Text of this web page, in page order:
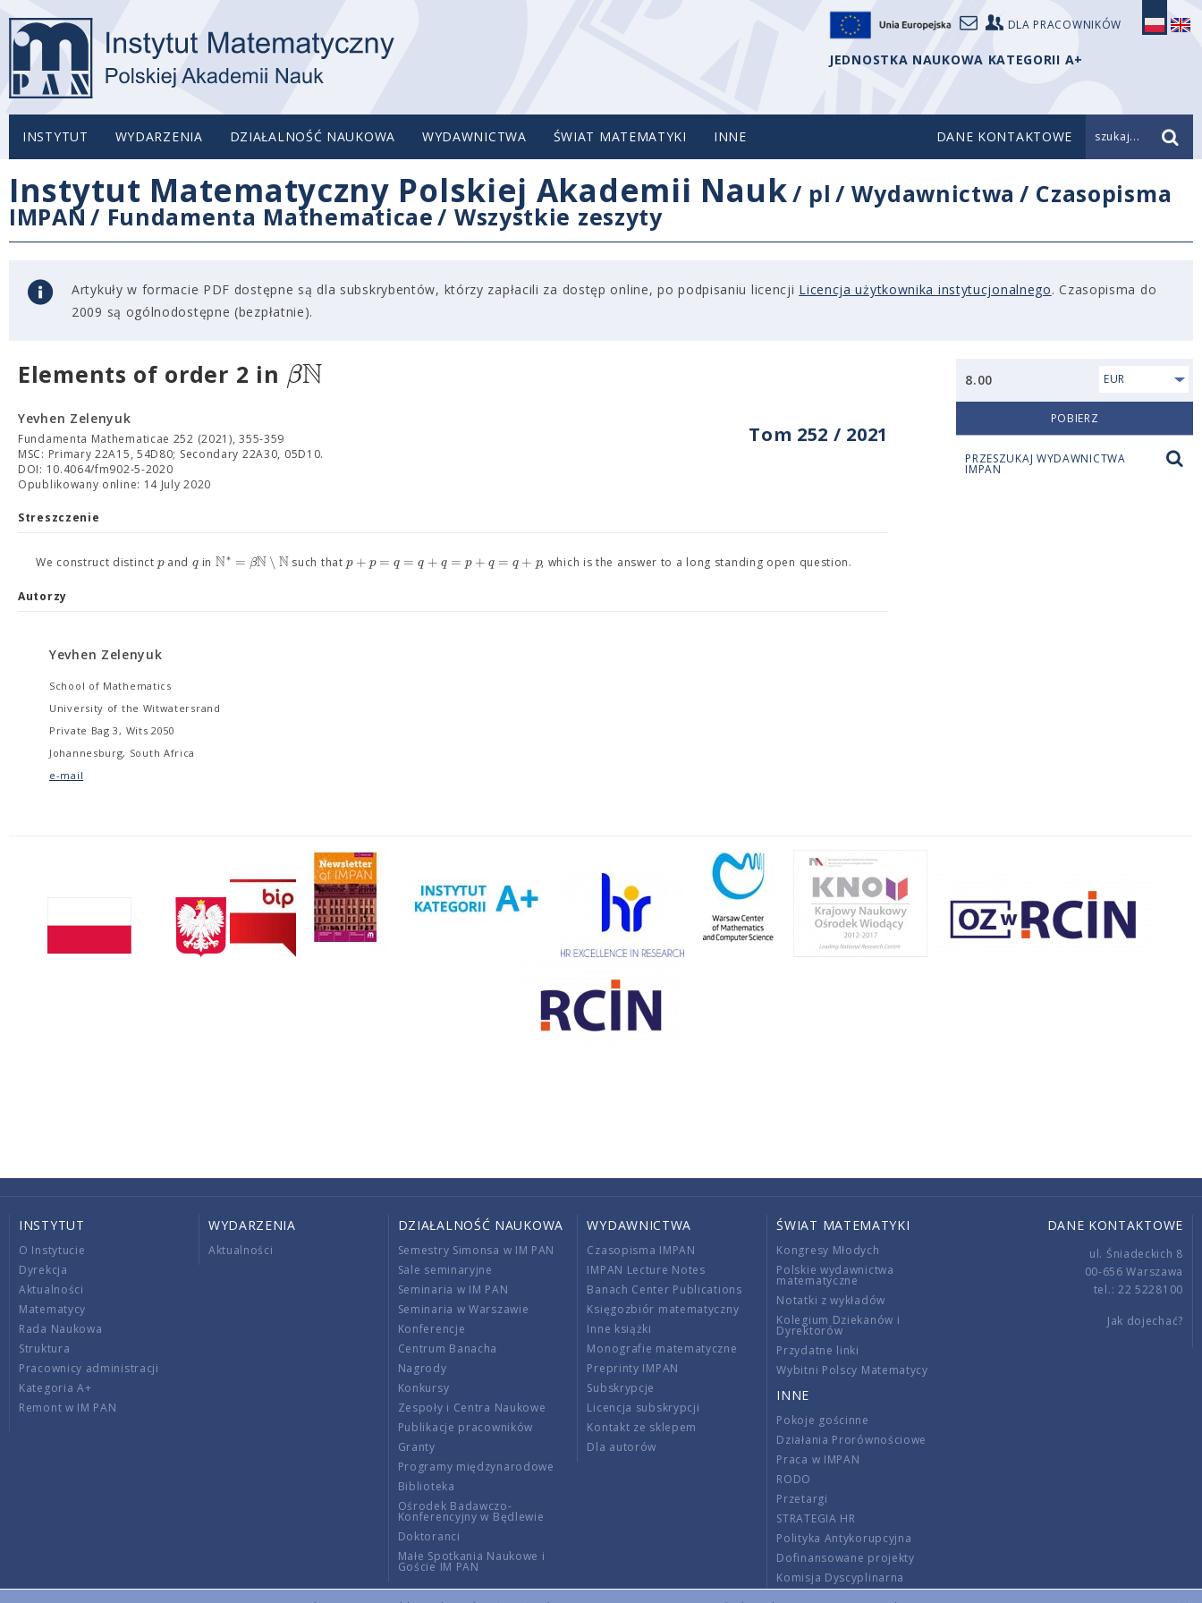
DLA PRACOWNIKÓW
JEDNOSTKA NAUKOWA KATEGORII A+
INSTYTUT WYDARZENIA DZIAŁALNOŚĆ NAUKOWA WYDAWNICTWA ŚWIAT MATEMATYKI INNE DANE KONTAKTOWE szukaj...
Instytut Matematyczny Polskiej Akademii Nauk/ pl /Wydawnictwa / Czasopisma
IMPAN / Fundamenta Mathematicae/ Wszystkie zeszyty
Artykuły w formacie PDF dostępne są dla subskrybentów, którzy zapłacili za dostęp online, po podpisaniu licencji Licencja użytkownika instytucjonalnego. Czasopisma do
2009 są ogólnodostępne (bezpłatnie).
Elements of order 2 in βN
Tom 252 / 2021
Yevhen Zelenyuk
Fundamenta Mathematicae 252 (2021), 355-359
MSC: Primary 22A15, 54D80; Secondary 22A30, 05D10.
DOI: 10.4064/fm902-5-2020
Opublikowany online: 14 July 2020
Streszczenie
We construct distinctpand qin N∗ = βN∖ Nsuch thatp +p = q = q +q = p +q = q+ p, which is the answer to a long standing open question.
Autorzy
Yevhen Zelenyuk
School of Mathematics
University of the Witwatersrand
Private Bag 3, Wits 2050
Johannesburg, South Africa
e-mail
8.00 EUR
POBIERZ
PRZESZUKAJ WYDAWNICTWA
IMPAN
INSTYTUT
O Instytucie
Dyrekcja
Aktualności
Matematycy
Rada Naukowa
Struktura
Pracownicy administracji
Kategoria A+
Remont w IM PAN
WYDARZENIA
Aktualności
DZIAŁALNOŚĆ NAUKOWA
Semestry Simonsa w IM PAN
Sale seminaryjne
Seminaria w IM PAN
Seminaria w Warszawie
Konferencje
Centrum Banacha
Nagrody
Konkursy
Zespoły i Centra Naukowe
Publikacje pracowników
Granty
Programy międzynarodowe
Biblioteka
Ośrodek Badawczo-
Konferencyjny w Będlewie
Doktoranci
Małe Spotkania Naukowe i
Goście IM PAN
WYDAWNICTWA
Czasopisma IMPAN
IMPAN Lecture Notes
Banach Center Publications
Księgozbiór matematyczny
Inne książki
Monografie matematyczne
Preprinty IMPAN
Subskrypcje
Licencja subskrypcji
Kontakt ze sklepem
Dla autorów
ŚWIAT MATEMATYKI
Kongresy Młodych
Polskie wydawnictwa
matematyczne
Notatki z wykładów
Kolegium Dziekanów i
Dyrektorów
Przydatne linki
Wybitni Polscy Matematycy
INNE
Pokoje gościnne
Działania Prorównościowe
Praca w IMPAN
RODO
Przetargi
STRATEGIA HR
Polityka Antykorupcyjna
Dofinansowane projekty
Komisja Dyscyplinarna
DANE KONTAKTOWE
ul. Śniadeckich 8
00-656 Warszawa
tel.: 22 5228100
Jak dojechać?